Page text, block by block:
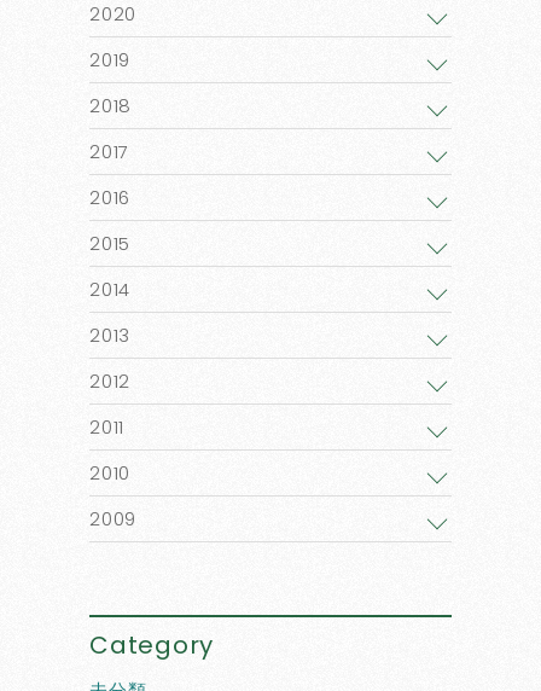
2020
2019
2018
2017
2016
2015
2014
2013
2012
2011
2010
2009
Category